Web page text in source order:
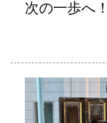
次の一歩へ